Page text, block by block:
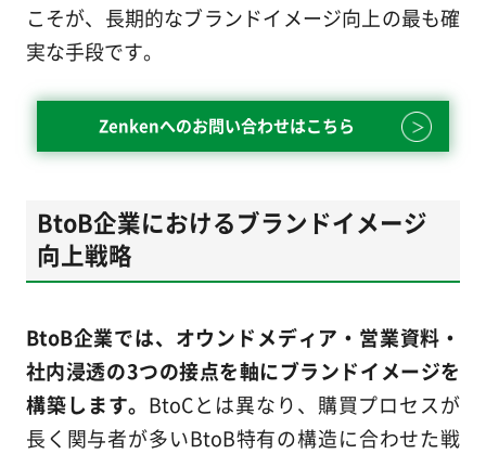
こそが、長期的なブランドイメージ向上の最も確
実な手段です。
Zenkenへのお問い合わせはこちら
BtoB企業におけるブランドイメージ
向上戦略
BtoB企業では、オウンドメディア・営業資料・
社内浸透の3つの接点を軸にブランドイメージを
構築します。 BtoCとは異なり、購買プロセスが
長く関与者が多いBtoB特有の構造に合わせた戦